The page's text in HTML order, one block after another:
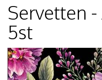
Servetten
5st